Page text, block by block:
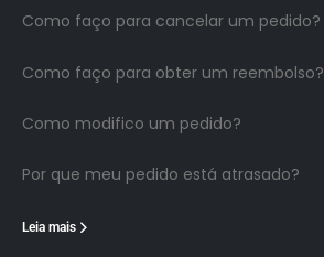
Como faço para cancelar um pedido?
Como faço para obter um reembolso?
Como modifico um pedido?
Por que meu pedido está atrasado?
Leia mais